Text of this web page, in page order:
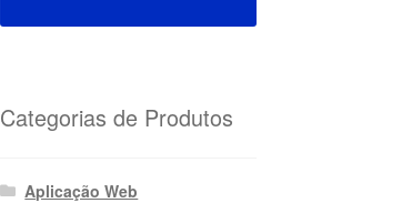
Categorias de Produtos
Aplicação Web